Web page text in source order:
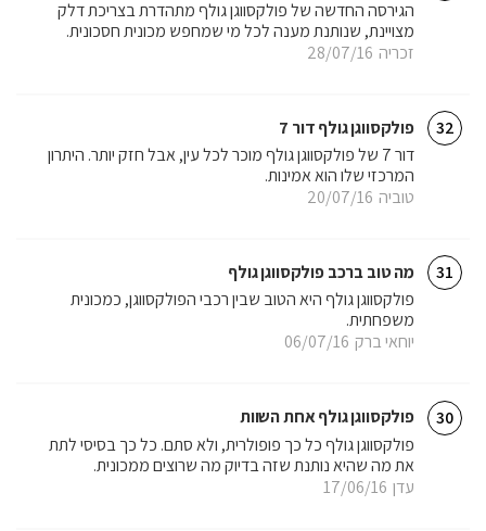
זכריה 28/07/16
הגירסה החדשה של פולקסווגן גולף מתהדרת בצריכת דלק
מצויינת, שנותנת מענה לכל מי שמחפש מכונית חסכונית.
32 פולקסווגן גולף דור 7
טוביה 20/07/16
דור 7 של פולקסווגן גולף מוכר לכל עין, אבל חזק יותר. היתרון
המרכזי שלו הוא אמינות.
31 מה טוב ברכב פולקסווגן גולף
יוחאי ברק 06/07/16
פולקסווגן גולף היא הטוב שבין רכבי הפולקסווגן, כמכונית
משפחתית.
30 פולקסווגן גולף אחת השוות
עדן 17/06/16
פולקסווגן גולף כל כך פופולרית, ולא סתם. כל כך בסיסי לתת
את מה שהיא נותנת שזה בדיוק מה שרוצים ממכונית.